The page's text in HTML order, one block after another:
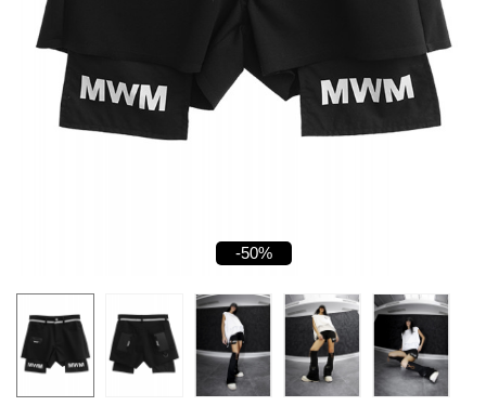
-50%